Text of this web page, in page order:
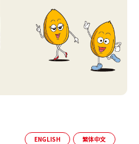
ENGLISH 繁体中文